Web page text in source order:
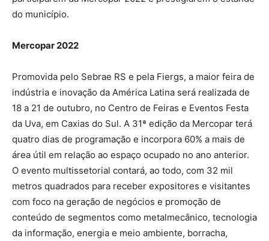
do município.
Mercopar 2022
Promovida pelo Sebrae RS e pela Fiergs, a maior feira de
indústria e inovação da América Latina será realizada de
18 a 21 de outubro, no Centro de Feiras e Eventos Festa
da Uva, em Caxias do Sul. A 31ª edição da Mercopar terá
quatro dias de programação e incorpora 60% a mais de
área útil em relação ao espaço ocupado no ano anterior.
O evento multissetorial contará, ao todo, com 32 mil
metros quadrados para receber expositores e visitantes
com foco na geração de negócios e promoção de
conteúdo de segmentos como metalmecânico, tecnologia
da informação, energia e meio ambiente, borracha,